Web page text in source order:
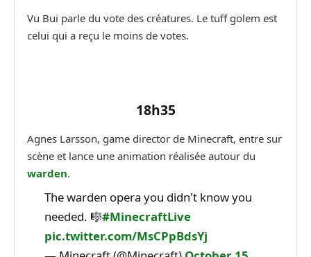
Vu Bui parle du vote des créatures. Le tuff golem est
celui qui a reçu le moins de votes.
18h35
Agnes Larsson, game director de Minecraft, entre sur
scène et lance une animation réalisée autour du
warden.
The warden opera you didn't know you
needed. 🎼#MinecraftLive
pic.twitter.com/MsCPpBdsYj